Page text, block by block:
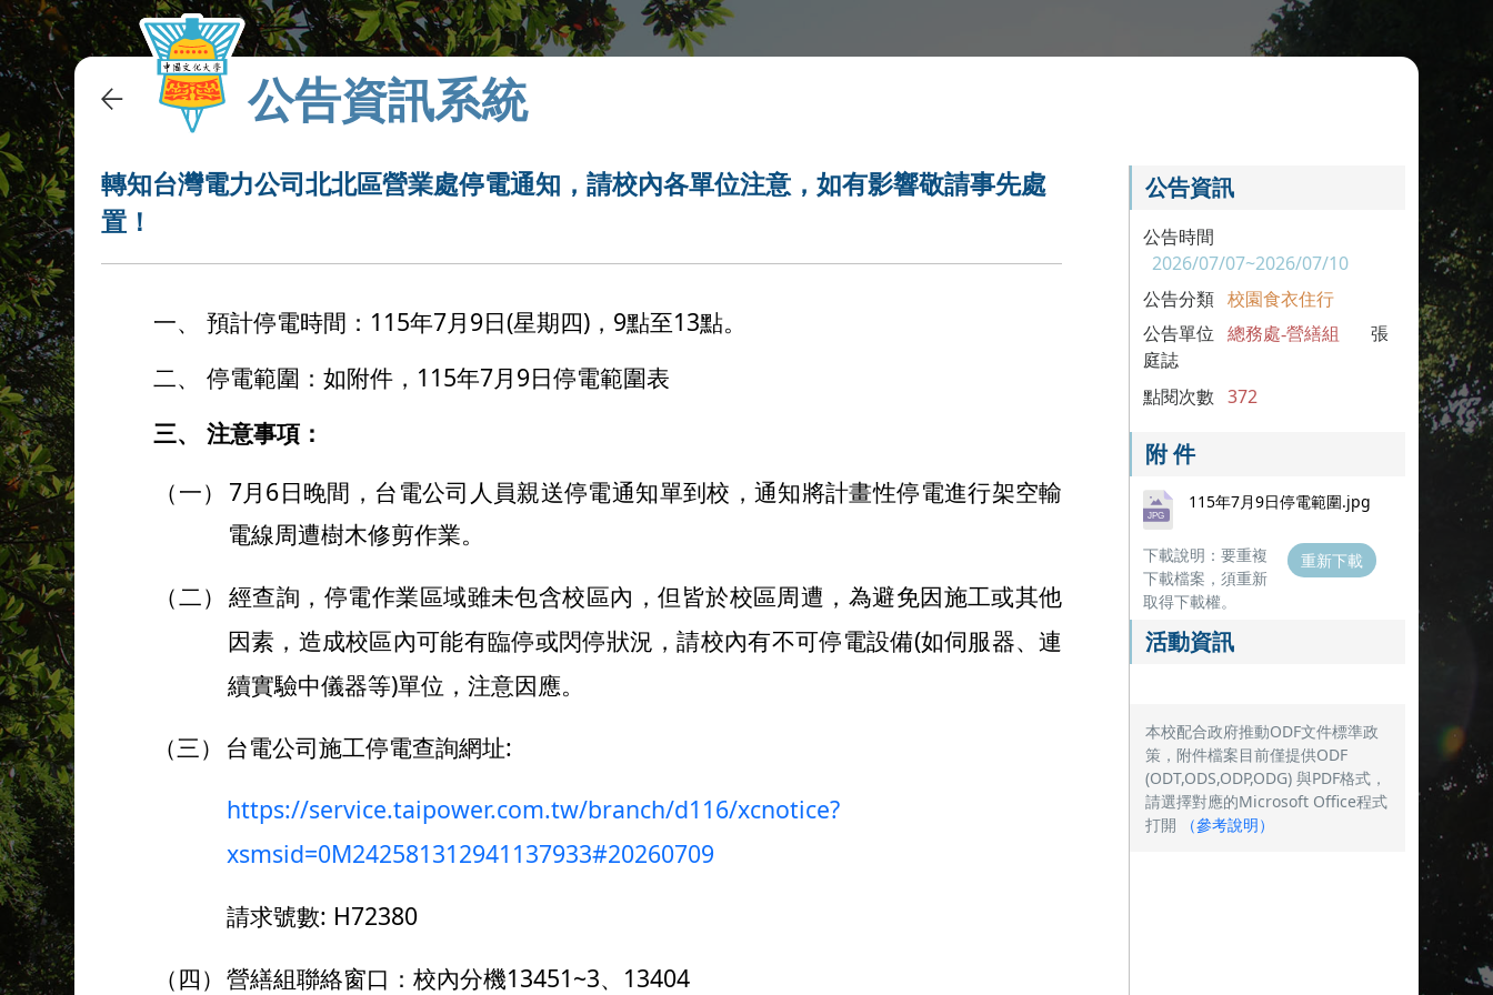
公告資訊系統
轉知台灣電力公司北北區營業處停電通知，請校內各單位注意，如有影響敬請事先處
置！
一、 預計停電時間： 115年7月 9 日(星期四) ， 9點至13點。
二、 停電範圍：如附件， 115年7月 9 日停電範圍表
三、 注意事項：
（一） 7月 6 日晚間，台電公司人員親送停電通知單到校，通知將計畫性停電進行架空輸
電線周遭樹木修剪作業。
（二）
經查詢，停電作業區域雖未包含校區內，但皆於校區周遭，為避免因施工或其他
因素，造成校區內可能有臨停或閃停狀況，請校內有不可停電設備(如伺服器、連
續實驗中儀器等)單位，注意因應。
（三） 台電公司施工停電查詢網址:
https://service.taipower.com.tw/branch/d116/xcnotice?
xsmsid=0M242581312941137933#20260709
請求號數: H72380
（四）
營繕組聯絡窗口：校內分機13451~3、 13404
公告資訊
公告時間
2026/07/07~2026/07/10
公告分類 校園食衣住行
公告單位 總務處-營繕組
張
庭誌
點閱次數 372
附 件
115年7月9日停電範圍.jpg
下載說明：要重複
下載檔案，須重新
取得下載權。
重新下載
活動資訊
本校配合政府推動ODF文件標準政
策，附件檔案目前僅提供ODF
(ODT,ODS,ODP,ODG) 與PDF格式，
請選擇對應的Microsoft Office程式
打開
（參考說明）